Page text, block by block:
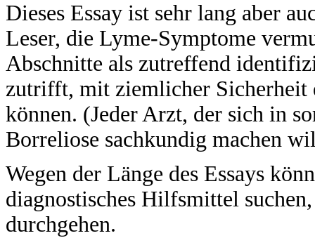
Dieses Essay ist sehr lang aber
Leser, die Lyme-Symptome
Abschnitte als zutreffend
zutrifft, mit ziemlicher Sicherheit
können. (Jeder Arzt, der sich in
Borreliose sachkundig machen
Wegen der Länge des Essays
diagnostisches Hilfsmittel
durchgehen.